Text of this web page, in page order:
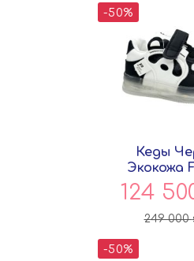
-50%
Кеды
Экокожа
124
249 000
-50%